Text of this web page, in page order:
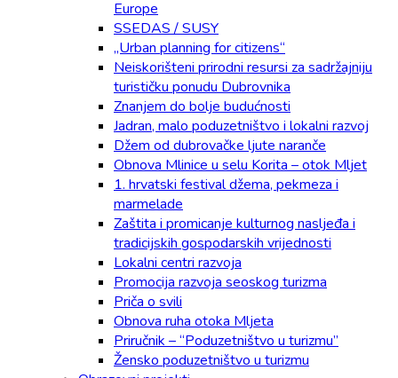
Europe
SSEDAS / SUSY
„Urban planning for citizens“
Neiskorišteni prirodni resursi za sadržajniju
turističku ponudu Dubrovnika
Znanjem do bolje budućnosti
Jadran, malo poduzetništvo i lokalni razvoj
Džem od dubrovačke ljute naranče
Obnova Mlinice u selu Korita – otok Mljet
1. hrvatski festival džema, pekmeza i
marmelade
Zaštita i promicanje kulturnog nasljeđa i
tradicijskih gospodarskih vrijednosti
Lokalni centri razvoja
Promocija razvoja seoskog turizma
Priča o svili
Obnova ruha otoka Mljeta
Priručnik – “Poduzetništvo u turizmu”
Žensko poduzetništvo u turizmu